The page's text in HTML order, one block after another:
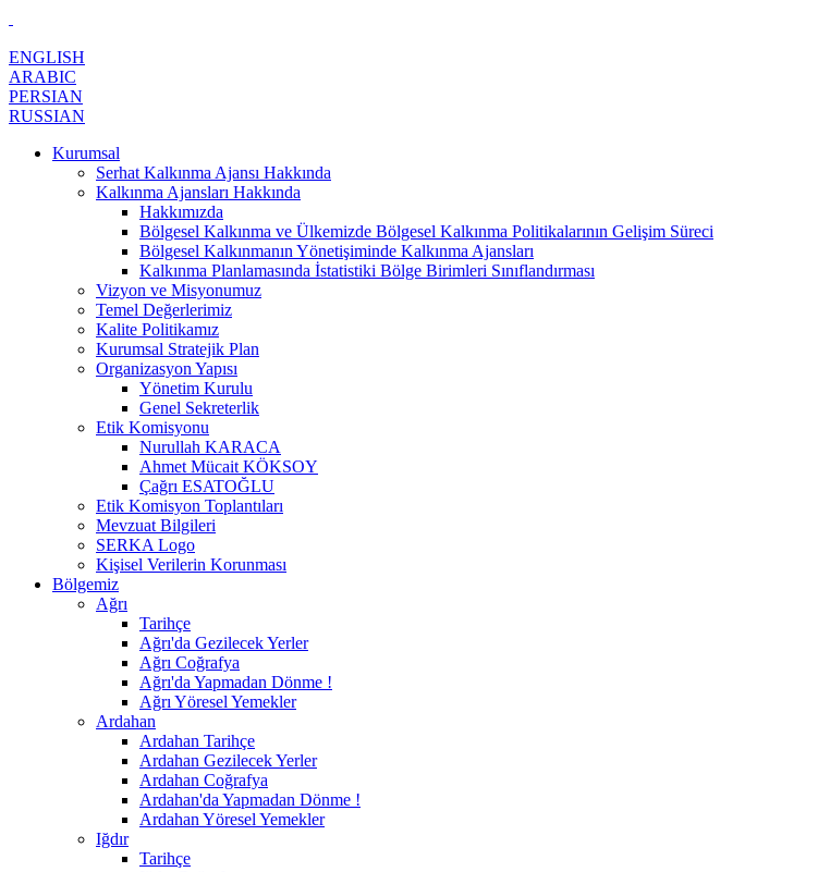
ENGLISH
ARABIC
PERSIAN
RUSSIAN
Kurumsal
Serhat Kalkınma Ajansı Hakkında
Kalkınma Ajansları Hakkında
Hakkımızda
Bölgesel Kalkınma ve Ülkemizde Bölgesel Kalkınma Politikalarının Gelişim Süreci
Bölgesel Kalkınmanın Yönetişiminde Kalkınma Ajansları
Kalkınma Planlamasında İstatistiki Bölge Birimleri Sınıflandırması
Vizyon ve Misyonumuz
Temel Değerlerimiz
Kalite Politikamız
Kurumsal Stratejik Plan
Organizasyon Yapısı
Yönetim Kurulu
Genel Sekreterlik
Etik Komisyonu
Nurullah KARACA
Ahmet Mücait KÖKSOY
Çağrı ESATOĞLU
Etik Komisyon Toplantıları
Mevzuat Bilgileri
SERKA Logo
Kişisel Verilerin Korunması
Bölgemiz
Ağrı
Tarihçe
Ağrı'da Gezilecek Yerler
Ağrı Coğrafya
Ağrı'da Yapmadan Dönme !
Ağrı Yöresel Yemekler
Ardahan
Ardahan Tarihçe
Ardahan Gezilecek Yerler
Ardahan Coğrafya
Ardahan'da Yapmadan Dönme !
Ardahan Yöresel Yemekler
Iğdır
Tarihçe